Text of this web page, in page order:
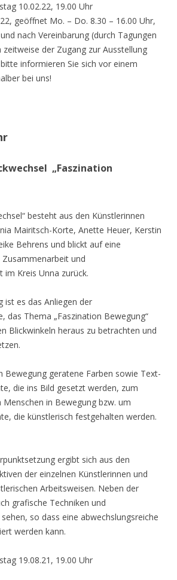
10.02.22, 19.00 Uhr
geöffnet Mo. – Do. 8.30 – 16.00 Uhr,
nach Vereinbarung (durch Tagungen
der Zugang zur Ausstellung
informieren Sie sich vor einem
bei uns!
„Faszination
besteht aus den Künstlerinnen
Mairitsch-Korte, Anette Heuer, Kerstin
Behrens und blickt auf eine
und
im Kreis Unna zurück.
ist es das Anliegen der
das Thema „Faszination Bewegung“
Blickwinkeln heraus zu betrachten und
Bewegung geratene Farben sowie Text-
die ins Bild gesetzt werden, zum
in Bewegung bzw. um
die künstlerisch festgehalten werden.
ergibt sich aus den
der einzelnen Künstlerinnen und
Arbeitsweisen. Neben der
grafische Techniken und
so dass eine abwechslungsreiche
werden kann.
19.08.21, 19.00 Uhr